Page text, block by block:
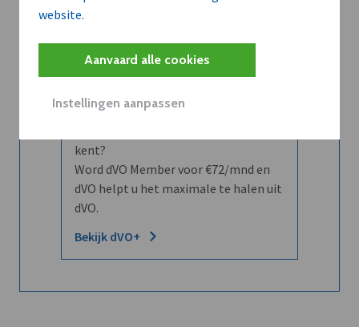
website.
Aanvaard alle cookies
Instellingen aanpassen
Wilt u niet enkel de dVO community
kent?
Word dVO Member voor €72/mnd en
dVO helpt u het maximale te halen uit
dVO.
Bekijk dVO+